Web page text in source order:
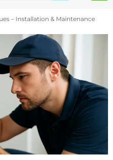
– Installation & Maintenance